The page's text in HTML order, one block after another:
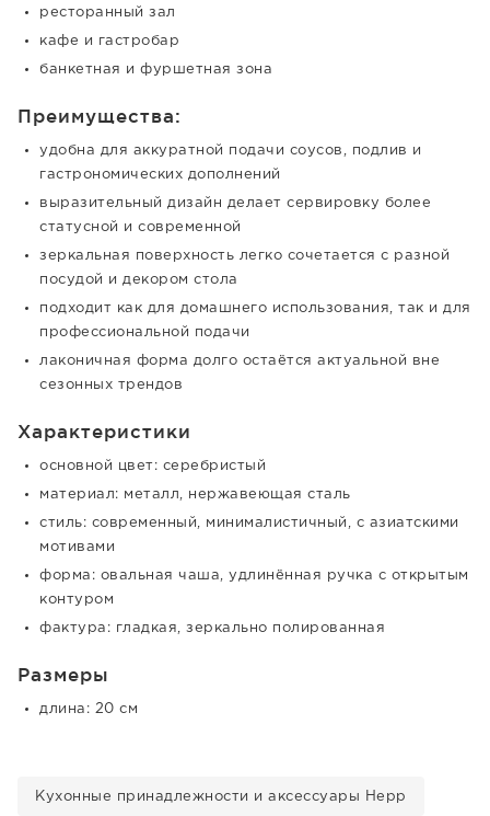
ресторанный зал
кафе и гастробар
банкетная и фуршетная зона
Преимущества:
удобна для аккуратной подачи соусов, подлив и
гастрономических дополнений
выразительный дизайн делает сервировку более
статусной и современной
зеркальная поверхность легко сочетается с разной
посудой и декором стола
подходит как для домашнего использования, так и для
профессиональной подачи
лаконичная форма долго остаётся актуальной вне
сезонных трендов
Характеристики
основной цвет: серебристый
материал: металл, нержавеющая сталь
стиль: современный, минималистичный, с азиатскими
мотивами
форма: овальная чаша, удлинённая ручка с открытым
контуром
фактура: гладкая, зеркально полированная
Размеры
длина: 20 см
Кухонные принадлежности и аксессуары Hepp